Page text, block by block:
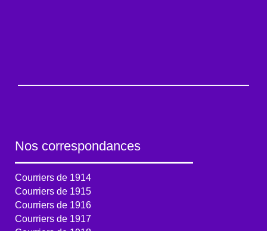
Nos correspondances
Courriers de 1914
Courriers de 1915
Courriers de 1916
Courriers de 1917